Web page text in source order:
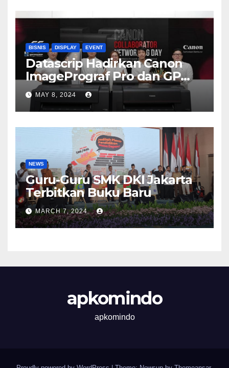
BISNIS DISPLAY EVENT
Datascrip Hadirkan Canon
ImagePrograf Pro dan GP
Series
MAY 8, 2024
NEWS
Guru-Guru SMK DKI Jakarta
Terbitkan Buku Baru
MARCH 7, 2024
apkomindo
apkomindo